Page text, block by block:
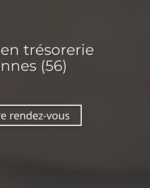
trésorerie
(56)
rendez-vous